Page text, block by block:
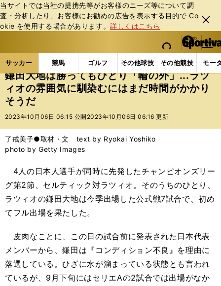
当サイトでは当社の提携先等がお客様のニーズ等について調
査・分析したり、お客様にお勧めの広告を表⽰する⽬的で Co
okie を使⽤する場合があります。詳しくはこちら
閉じ
る
web Sportiva (webスポルティーバ)
検索
マイペ
ー
ジ
メニュ
サッカー 競馬 ゴルフ その他球技 その他競技 モー
ス
ポ
ル
テ
ー
バ
サッカーの記事一覧 海外サッカー 海外サッカー
鎌田大地は勝ってもひとり「輪の外」...ラツ
ィオの雰囲気に馴染むにはまだ時間がかかり
そうだ
2023年10月06日 06:15 公開 2023年10月06日 06:16 更新
了戒美子●取材・文 text by Ryokai Yoshiko
photo by Getty Images
4人の日本人選手が同時に先発したチャンピオンズリー
グ第2節、セルティック対ラツィオ。そのうちのひとり、
ラツィオの鎌田大地は今季出場した公式戦7試合で、初め
てフル出場を果たした。
皮肉なことに、この日の試合前に発表された日本代表
メンバーから、鎌田は『コンディション不良』を理由に
落選している。ひざに水が溜まっている状態とも言われ
ているが、9月下旬にはセリエAの2試合では出場がなか